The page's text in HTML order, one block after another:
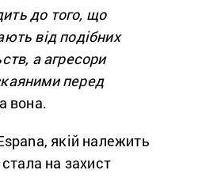
до того, що
від подібних
а агресори
перед
вона.
якій належить
на захист